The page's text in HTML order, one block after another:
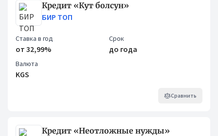
Кредит «Кут болсун»
БИР ТОП
Ставка в год
от 32,99%
Срок
до года
Валюта
KGS
Сравнить
Кредит «Неотложные нужды»